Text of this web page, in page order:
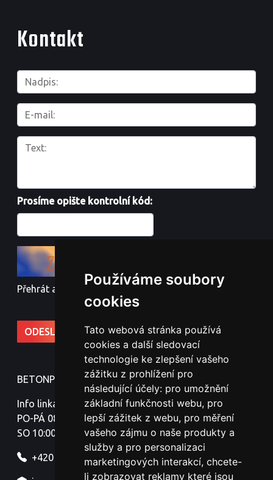
Používáme soubory
cookies
Tato webová stránka používá
cookies a další sledovací
technologie ke zlepšení vašeho
zážitku z prohlížení pro
následující účely: pro umožnění
základní funkčnosti webu, pro
lepší zážitek z webu, pro měření
vašeho zájmu o naše produkty a
služby a pro personalizaci
marketingových interakcí, chcete-
li zobrazovat reklamy které jsou
Kontakt
Prosíme opište kontrolní kód:
Přehrát audio kód
BETONPLOTY - Jindřich Nováček
Info linka:
PO-PÁ 08:00-18:00
SO 10:00-16:00
+420 777 329 316